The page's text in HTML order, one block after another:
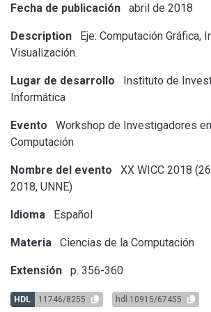
Fecha de publicación abril de 2018
Description
Eje: Computación Gráfica,
Visualización.
Lugar de desarrollo
Instituto de
Informática
Evento
Workshop de Investigadores
Computación
Nombre del evento
XX WICC 2018
2018, UNNE)
Idioma Español
Materia Ciencias de la Computación
Extensión p. 356-360
HDL 11746/8255 hdl.10915/67455